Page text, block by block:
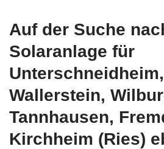
Auf der Suche
Solaranlage für
Wallerstein,
Tannhausen,
Kirchheim (Ries)